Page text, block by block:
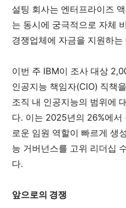
설팅 회사는 엔터프라이즈
는 동시에 궁극적으로 자체
경쟁업체에 자금을 지원하
이번 주 IBM이 조사 대상
인공지능 책임자(CIO) 직책
조직 내 인공지능의 범위에
다. 이는 2025년의 26%에서
로운 임원 역할이 빠르게 생
능 거버넌스를 고위 리더십
다.
앞으로의 경쟁